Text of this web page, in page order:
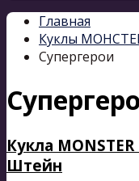
Главная
Куклы
Супергерои
Кукла
Штейн